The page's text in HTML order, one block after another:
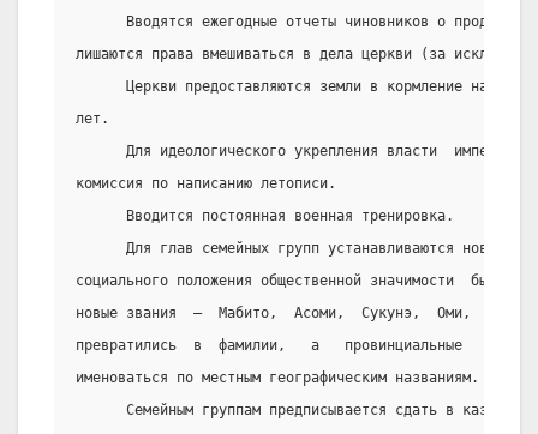
Вводятся ежегодные отчеты чиновников о
лишаются права вмешиваться в дела церкви (за
Церкви предоставляются земли в кормление на срок
лет.
Для идеологического укрепления власти
комиссия по написанию летописи.
      Вводится постоянная военная тренировка.
Для глав семейных групп устанавливаются новые
социального положения общественной значимости
новые звания  –  Мабито,  Асоми,  Сукунэ,  Оми,
превратились  в  фамилии,   а   провинциальные
именоваться по местным географическим названиям.
Семейным группам предписывается сдать в казну